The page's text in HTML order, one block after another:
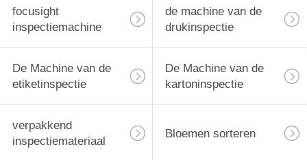
focusight
inspectiemachine
de machine van de
drukinspectie
De Machine van de
etiketinspectie
De Machine van de
kartoninspectie
verpakkend
inspectiemateriaal
Bloemen sorteren